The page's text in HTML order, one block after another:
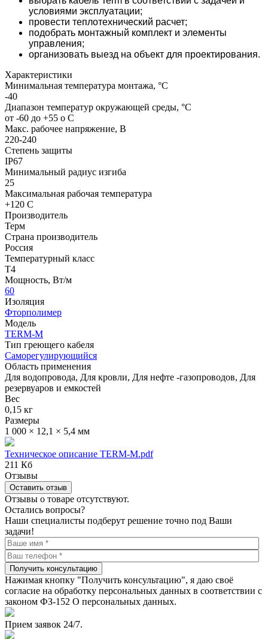
условиями эксплуатации;
провести теплотехнический расчет;
подобрать монтажный комплект и элементы
управления;
организовать выезд на объект для проектирования.
Характеристики
Минимальная температура монтажа, °С
-40
Диапазон температур окружающей среды, °С
от -60 до +55 о С
Макс. рабочее напряжение, В
220-240
Степень защиты
IP67
Минимальный радиус изгиба
25
Максимальная рабочая температура
+120 С
Производитель
Терм
Страна производитель
Россия
Температурный класс
Т4
Мощность, Вт/м
60
Изоляция
Фторполимер
Модель
TERM-М
Тип греющего кабеля
Саморегулирующийся
Область применения
Для водопровода, Для кровли, Для нефте -газопроводов, Для
резервуаров и емкостей
Вес
0,15 кг
Размеры
1 000 × 12,1 × 5,4 мм
Техническое описание TERM-M.pdf
211 Кб
Отзывы
Оставить отзыв
Отзывы о товаре отсутствуют.
Остались вопросы?
Наши специалисты подберут решение точно под Ваши
задачи!
Получить консультацию
Нажимая кнопку "Получить консультацию", я даю своё
согласие на обработку персональных данных в соответствии с
законом ФЗ-152 О персональных данных.
Прием заявок 24/7.